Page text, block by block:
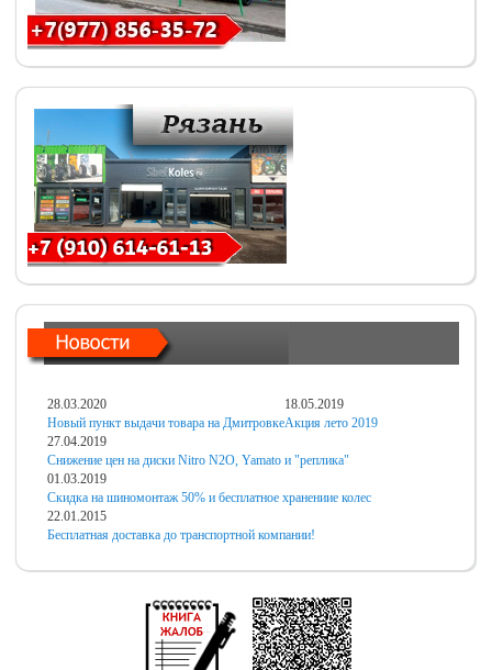
28.03.2020
Новый пункт выдачи товара на Дмитровке
18.05.2019
Акция лето 2019
27.04.2019
Снижение цен на диски Nitro N2O, Yamato и "реплика"
01.03.2019
Скидка на шиномонтаж 50% и бесплатное хранениие колес
22.01.2015
Бесплатная доставка до транспортной компании!